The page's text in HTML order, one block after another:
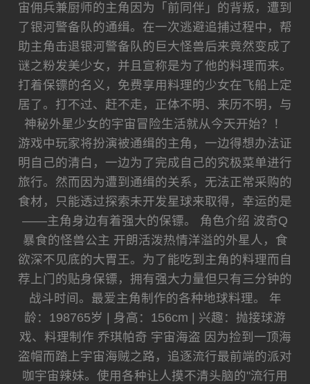
宙佣兵兼厨师的主角因为「前同伴」的背叛，遭到
了银河警备队的通缉。在一次逃避追捕过程中，帮
助主角击退银河警备队的巨大怪兽后来竟然变成了
谜之粉发美少女，并且宣称是为了他的料理而来。
打着保镖的名义，免费享用料理的少女在飞船上定
居了。打不过、赶不走，正体不明、来历不明，与
神秘外星少女的宇宙冒险生活就从今天开始？！
游戏中玩家将扮演被通缉的主角，一边得想办法证
明自己的清白，一边为了完成自己的究极菜单进行
旅行。然而因为遭到通缉的关系，无法正常采购的
食材，只能透过探索未开发星球来取得，幸运的是
——主角身边有着强大的保镖。 角色介绍 波奇Q
暴食的怪兽公主 开朗活泼热情洋溢的外星人，食
欲深不见底的大胃王。为了能吃到主角的料理而自
荐上门的贴身保镖，拥有强大力量但只有三分钟的
战斗时间。最爱主角制作的各种地球料理。 年
龄：198765岁 | 身高：156cm | 兴趣：抛接球游
戏、料理制作 乔琪帕奇 宇宙海盗 因为捡到一顶海
盗帽而踏上宇宙海贼之路，追逐流行最前端的派对
咖宇宙辣妹。使用各种让人摸不清头脑的"流行用